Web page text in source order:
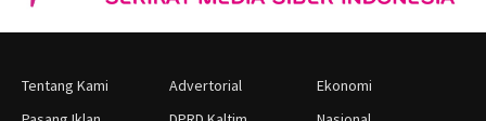
Tentang Kami
Advertorial
Ekonomi